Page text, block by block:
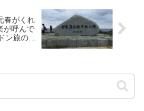
春がくれ
が呼んで
ン旅のは